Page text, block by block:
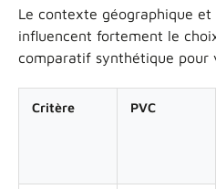
Le contexte géographique
influencent fortement le
comparatif synthétique pour
Critère PVC